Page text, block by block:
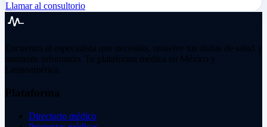
Llamar al consultorio
Encuentra al especialista que necesitas, resuelve tus dudas de salud y
mantente informado. Tu plataforma médica en México y
Latinoamérica.
Plataforma
Directorio médico